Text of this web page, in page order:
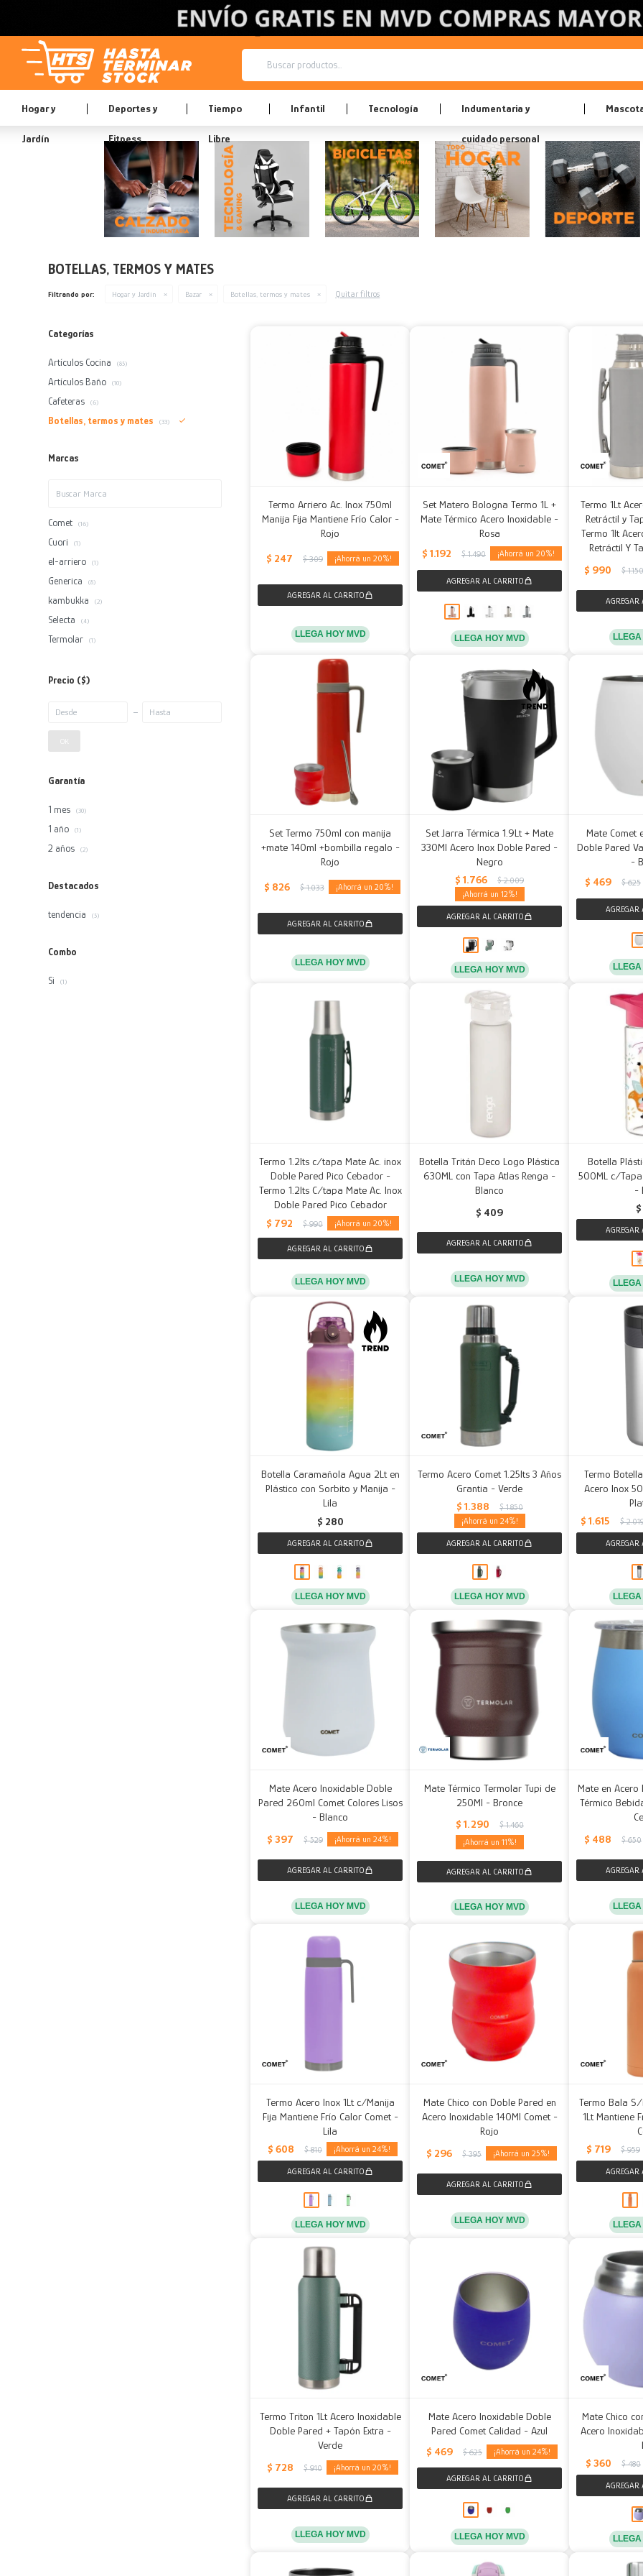
Hogar y
Jardín
Deportes y
Fitness
Tiempo
Libre
Infantil Tecnología Indumentaria y
cuidado personal
BOTELLAS, TERMOS Y MATES
Filtrando por: Hogar y Jardín Bazar Botellas, termos y mates Quitar filtros
Termo Arriero Ac. Inox 750ml
Manija Fija Mantiene Frío Calor -
Rojo
$ 247 $ 309 20
LLEGA HOY MVD
Set Matero Bologna Termo 1L +
Mate Térmico Acero Inoxidable -
Rosa
$ 1.192 $ 1.490 20
LLEGA HOY MVD
Termo 1Lt
Retráctil y
Termo 1lt
Retráctil Y
$ 990 $ 1.150
Set Termo 750ml con manija
+mate 140ml +bombilla regalo -
Rojo
$ 826 $ 1.033 20
LLEGA HOY MVD
Set Jarra Térmica 1.9Lt + Mate
330Ml Acero Inox Doble Pared -
Negro
$ 1.766 $ 2.009
12
LLEGA HOY MVD
Mate Comet
Doble Pared
-
$ 469 $ 625
Termo 1.2lts c/tapa Mate Ac. inox
Doble Pared Pico Cebador -
Termo 1.2lts C/tapa Mate Ac. Inox
Doble Pared Pico Cebador
$ 792 $ 990 20
LLEGA HOY MVD
Botella Tritán Deco Logo Plástica
630ML con Tapa Atlas Renga -
Blanco
$ 409
LLEGA HOY MVD
Botella
500ML c/Tapa
-
$
Botella Caramañola Agua 2Lt en
Plástico con Sorbito y Manija -
Lila
$ 280
LLEGA HOY MVD
Termo Acero Comet 1.25lts 3 Años
Grantia - Verde
$ 1.388 $ 1.850
24
LLEGA HOY MVD
Termo
Acero Inox
$ 1.615 $
Mate Acero Inoxidable Doble
Pared 260ml Comet Colores Lisos
- Blanco
$ 397 $ 529 24
LLEGA HOY MVD
Mate Térmico Termolar Tupi de
250Ml - Bronce
$ 1.290 $ 1.460
11
LLEGA HOY MVD
Mate en
Térmico
$ 488 $ 650
Termo Acero Inox 1Lt c/Manija
Fija Mantiene Frío Calor Comet -
Lila
$ 608 $ 810 24
LLEGA HOY MVD
Mate Chico con Doble Pared en
Acero Inoxidable 140Ml Comet -
Rojo
$ 296 $ 395 25
LLEGA HOY MVD
Termo Bala
1Lt Mantiene
$ 719 $ 959
Termo Triton 1Lt Acero Inoxidable
Doble Pared + Tapón Extra -
Verde
$ 728 $ 910 20
LLEGA HOY MVD
Mate Acero Inoxidable Doble
Pared Comet Calidad - Azul
$ 469 $ 625 24
LLEGA HOY MVD
Mate Chico
Acero
$ 360 $ 480
Categorías
Artículos Cocina (85)
Artículos Baño (10)
Cafeteras (6)
Botellas, termos y mates (33)
Marcas
Comet (16)
Cuori (1)
el-arriero (1)
Generica (8)
kambukka (2)
Selecta (4)
Termolar (1)
Precio ($)
Garantía
1 mes (30)
1 año (1)
2 años (2)
Destacados
tendencia (5)
Combo
Si (1)